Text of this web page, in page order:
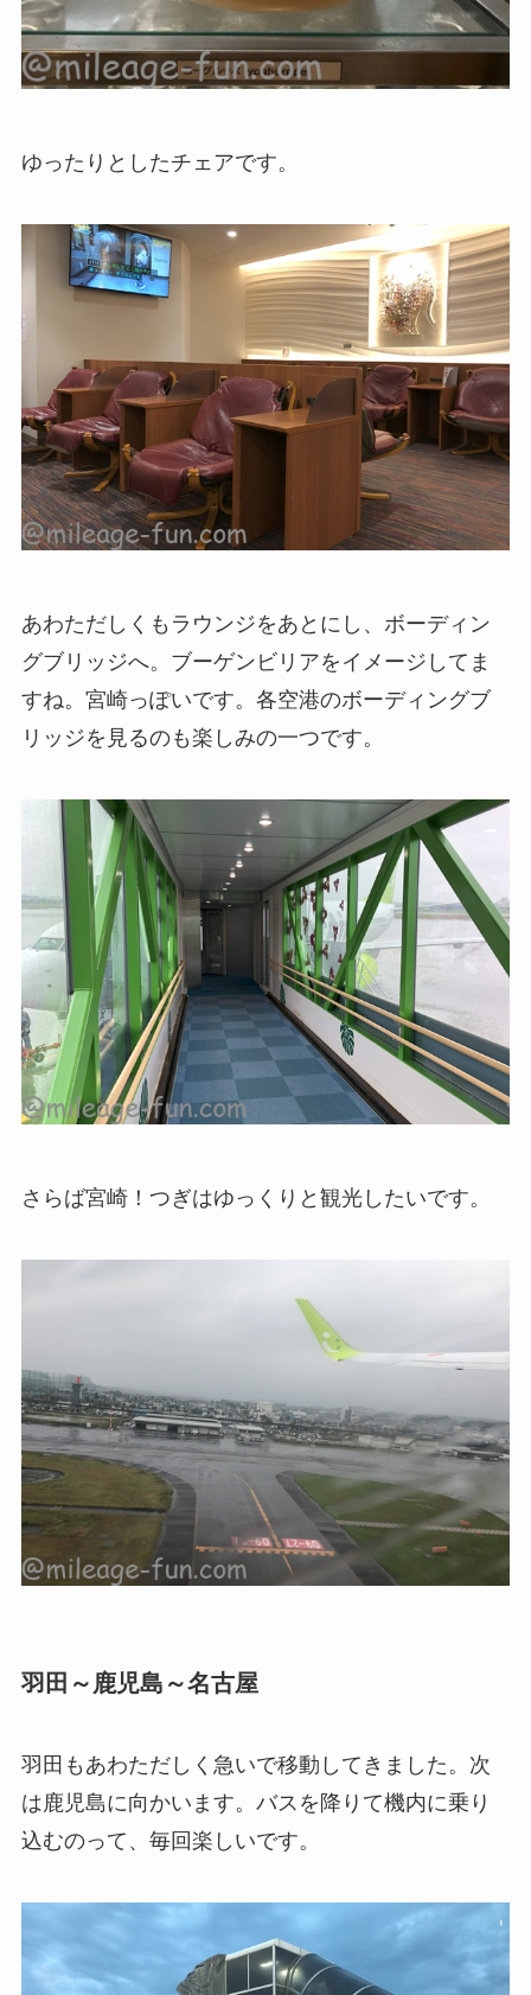
ゆったりとしたチェアです。
あわただしくもラウンジをあとにし、ボーディン
グブリッジへ。ブーゲンビリアをイメージしてま
すね。宮崎っぽいです。各空港のボーディングブ
リッジを見るのも楽しみの一つです。
さらば宮崎！つぎはゆっくりと観光したいです。
羽田～鹿児島～名古屋
羽田もあわただしく急いで移動してきました。次
は鹿児島に向かいます。バスを降りて機内に乗り
込むのって、毎回楽しいです。